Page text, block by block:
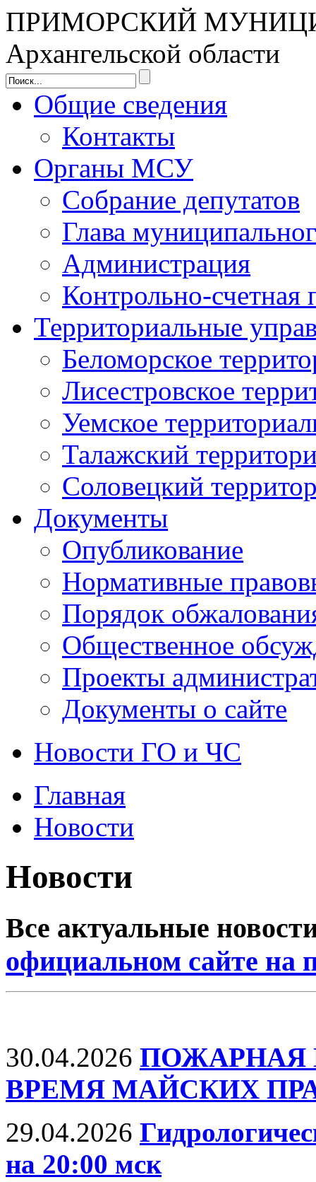
ПРИМОРСКИЙ
Архангельской области
Общие сведения
Контакты
Органы МСУ
Собрание депутатов
Глава
Администрация
Контрольно-счетная
Территориальные
Беломорское
Лисестровское
Уемское
Талажский
Соловецкий
Документы
Опубликование
Нормативные
Порядок
Общественное
Проекты
Документы о сайте
Новости ГО и ЧС
Главная
Новости
Новости
Все актуальные
официальном сайте
30.04.2026 ПОЖАРНАЯ
ВРЕМЯ МАЙСКИХ
29.04.2026
на 20:00 мск